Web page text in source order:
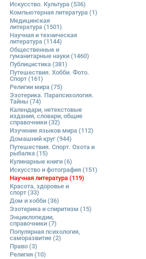
Искусство. Культура (536)
Компьютерная литература (1)
Медицинская
литература (1501)
Научная и техническая
литература (1144)
Общественные и
гуманитарные науки (1460)
Публицистика (381)
Путешествия. Хобби. Фото.
Спорт(161)
Религии мира (75)
Эзотерика. Парапсихология.
Тайны (74)
Календари, нетекстовые
издания, словари, общие
справочники (32)
Изучение языков мира (112)
Домашний круг(944)
Путешествия. Спорт. Охота и
рыбалка (15)
Кулинарные книги (6)
Искусство и фотография (151)
Научная литература (119)
Красота, здоровье и
спорт(33)
Дом и хобби (36)
Эзотерика и спиритизм (15)
Энциклопедии,
справочники (7)
Популярная психология,
саморазвитие (2)
Право (3)
Религия (10)